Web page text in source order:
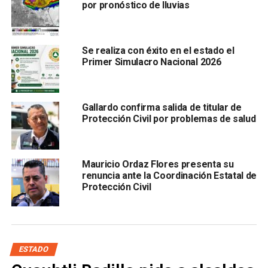
“Tenemos presas con cero captaciones de agua y
podemos generar que esta nube esté cerca,
porque si te agarras a toda la nube que se encuentre
donde quiera, inundas la ciudad”, mencionó.
Ordaz Flores aseguró que
técnicas solicitadas para realizar este procedimiento,
en el que se recorrerán varias hectáreas, comenzando en
el Altiplano y concluiría en Villa de Arriaga. Mientras que en
por pronóstico de lluvias
Se realiza con éxito en el estado el
Primer Simulacro Nacional 2026
Gallardo confirma salida de titular de
Protección Civil por problemas de salud
Mauricio Ordaz Flores presenta su
renuncia ante la Coordinación Estatal de
Protección Civil
ESTADO